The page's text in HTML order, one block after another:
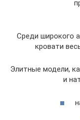
Среди широкого
кровати
Элитные модели,
и